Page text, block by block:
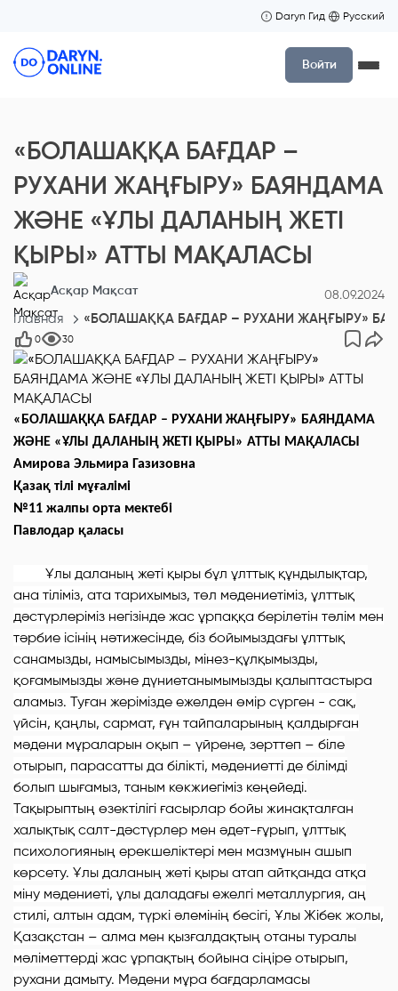
Daryn Гид Русский
Войти
«БОЛАШАҚҚА БАҒДАР –
РУХАНИ ЖАҢҒЫРУ» БАЯНДАМА
ЖӘНЕ «ҰЛЫ ДАЛАНЫҢ ЖЕТІ
ҚЫРЫ» АТТЫ МАҚАЛАСЫ
Асқар Мақсат 08.09.2024
Главная «БОЛАШАҚҚА БАҒДАР – РУХАНИ ЖАҢҒЫРУ»
0 30
«БОЛАШАҚҚА БАҒДАР – РУХАНИ ЖАҢҒЫРУ» БАЯНДАМА
ЖӘНЕ «ҰЛЫ ДАЛАНЫҢ ЖЕТІ ҚЫРЫ» АТТЫ МАҚАЛАСЫ
Амирова Эльмира Газизовна
Қазақ тілі мұғалімі
№11 жалпы орта мектебі
Павлодар қаласы
Ұлы даланың жеті қыры бұл ұлттық құндылықтар,
ана тіліміз, ата тарихымыз, төл мәдениетіміз, ұлттық
дәстүрлеріміз негізінде жас ұрпаққа берілетін тәлім мен
тәрбие ісінің нәтижесінде, біз бойымыздағы ұлттық
санамызды, намысымызды, мінез-құлқымызды,
қоғамымызды және дүниетанымымызды қалыптастыра
аламыз. Туған жерімізде ежелден өмір сүрген - сақ,
үйсін, қаңлы, сармат, ғұн тайпаларының қалдырған
мәдени мұраларын оқып – үйрене, зерттеп – біле
отырып, парасатты да білікті, мәдениетті де білімді
болып шығамыз, таным көкжиегіміз кеңейеді.
Тақырыптың өзектілігі ғасырлар бойы жинақталған
халықтық салт-дәстүрлер мен әдет-ғұрып, ұлттық
психологияның ерекшеліктері мен мазмұнын ашып
көрсету. Ұлы даланың жеті қыры атап айтқанда атқа
міну мәдениеті, ұлы даладағы ежелгі металлургия, аң
стилі, алтын адам, түркі әлемінің бесігі, Ұлы Жібек жолы,
Қазақстан – алма мен қызғалдақтың отаны туралы
мәліметтерді жас ұрпақтың бойына сіңіре отырып,
рухани дамыту. Мәдени мұра бағдарламасы